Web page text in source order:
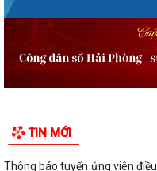
TIN MỚI
Kế hoạch triển khai thực
đoạn 2026-2035 trên địa bàn
Quyết định tặng Giấy khen
trong quá trình xây dựng và
Bản đợt II năm 2026
Thông báo tuyển ứng viên